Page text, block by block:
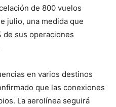
de 800 vuelos
julio, una medida que
de sus operaciones
en varios destinos
que las conexiones
La aerolínea seguirá